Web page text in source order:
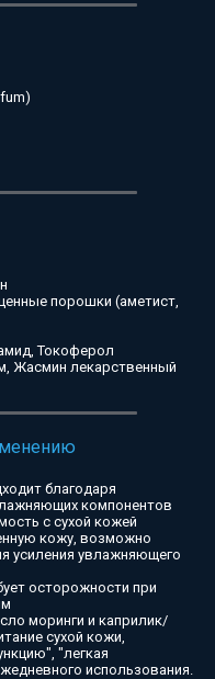
порошки (аметист,
Токоферол
Жасмин лекарственный
благодаря
компонентов
с сухой кожей
кожу, возможно
усиления увлажняющего
осторожности при
моринги и каприлик/
сухой кожи,
"легкая
использования.